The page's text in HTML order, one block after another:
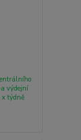
výdejní
x týdně